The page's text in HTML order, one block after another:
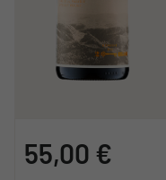
55,00 €